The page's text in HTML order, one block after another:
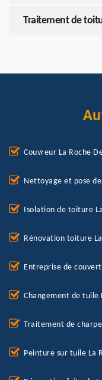
Traitement de
Couvreur La Roche
Nettoyage et pose
Isolation de toiture
Rénovation toiture
Entreprise de
Changement de tuile
Traitement de
Peinture sur tuile La